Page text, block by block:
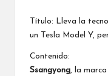
Título: Lleva la
un Tesla Model Y,
Contenido:
Ssangyong , la